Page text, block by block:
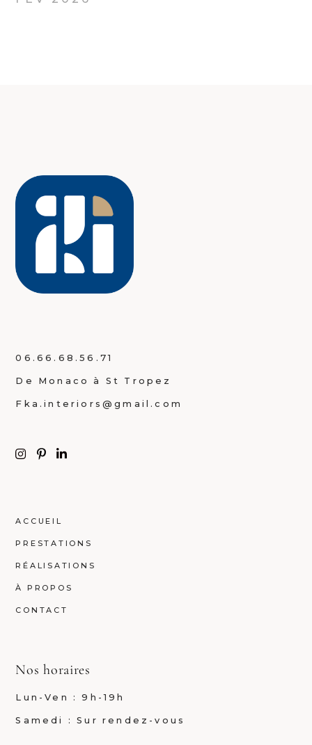
06.66.68.56.71
De Monaco à St Tropez
Fka.interiors@gmail.com
ACCUEIL
PRESTATIONS
RÉALISATIONS
À PROPOS
CONTACT
Nos horaires
Lun-Ven : 9h-19h
Samedi : Sur rendez-vous